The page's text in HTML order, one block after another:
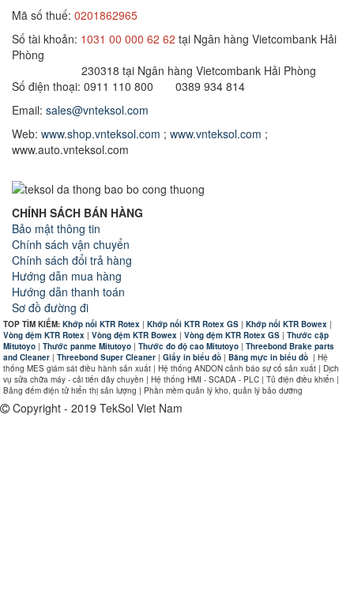
Mã số thuế: 0201862965
Số tài khoản: 1031 00 000 62 62 tại Ngân hàng Vietcombank Hải
Phòng
230318 tại Ngân hàng Vietcombank Hải Phòng
Số điện thoại: 0911 110 800 0389 934 814
Email: sales@vnteksol.com
Web: www.shop.vnteksol.com ; www.vnteksol.com ;
www.auto.vnteksol.com
CHÍNH SÁCH BÁN HÀNG
Bảo mật thông tin
Chính sách vận chuyển
Chính sách đổi trả hàng
Hướng dẫn mua hàng
Hướng dẫn thanh toán
Sơ đồ đường đi
TOP TÌM KIẾM:Khớp nối KTR Rotex |Khớp nối KTR Rotex GS |Khớp nối KTR Bowex |
Vòng đệm KTR Rotex | Vòng đệm KTR Bowex |Vòng đệm KTR Rotex GS |Thước cặp
Mitutoyo |Thước panme Mitutoyo |Thước đo độ cao Mitutoyo |Threebond Brake parts
and Cleaner |Threebond Super Cleaner |Giấy in biểu đồ |Băng mực in biểu đồ | Hệ
thống MES giám sát điều hành sản xuất | Hệ thống ANDON cảnh báo sự cố sản xuất | Dịch
vụ sửa chữa máy - cải tiến dây chuyền | Hệ thống HMI - SCADA - PLC | Tủ điện điều khiển |
Bảng đếm điện tử hiển thị sản lượng | Phần mềm quản lý kho, quản lý bảo dưỡng
Copyright - 2019 TekSol Viet Nam